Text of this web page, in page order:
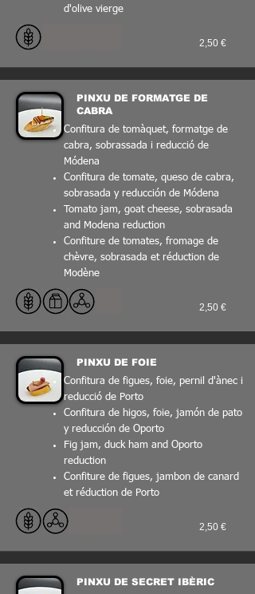
d'olive vierge
2,50 €
PINXU DE FORMATGE DE
CABRA
Confitura de tomàquet, formatge de
cabra, sobrassada i reducció de
Módena
Confitura de tomate, queso de cabra,
sobrasada y reducción de Módena
Tomato jam, goat cheese, sobrasada
and Modena reduction
Confiture de tomates, fromage de
chèvre, sobrasada et réduction de
Modène
2,50 €
PINXU DE FOIE
Confitura de figues, foie, pernil d'ànec i
reducció de Porto
Confitura de higos, foie, jamón de pato
y reducción de Oporto
Fig jam, duck ham and Oporto
reduction
Confiture de figues, jambon de canard
et réduction de Porto
2,50 €
PINXU DE SECRET IBÈRIC